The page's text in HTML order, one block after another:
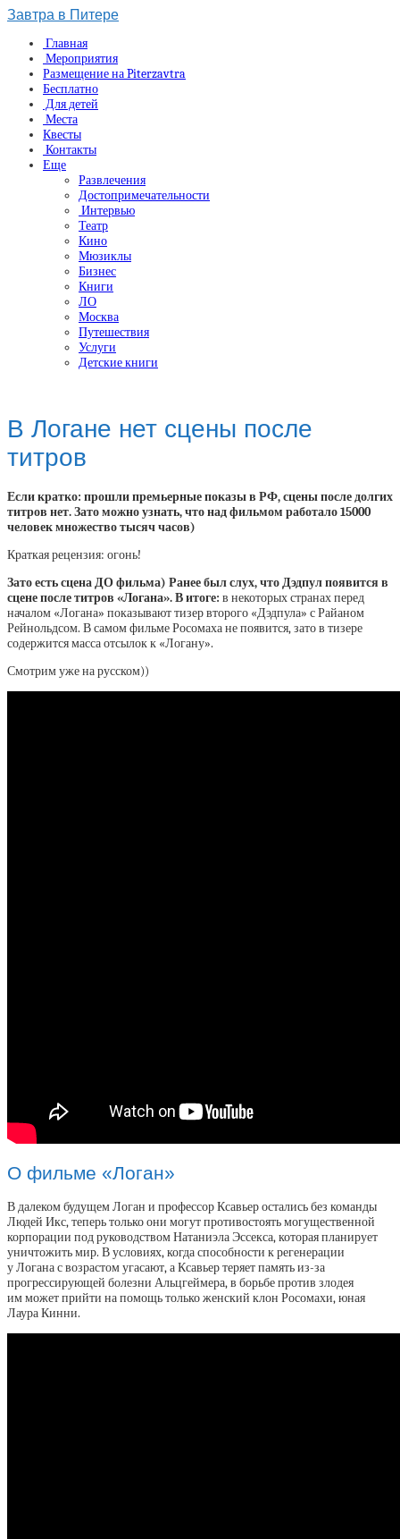
Завтра в Питере
Главная
Мероприятия
Размещение на Piterzavtra
Бесплатно
Для детей
Места
Квесты
Контакты
Еще
Развлечения
Достопримечательности
Интервью
Театр
Кино
Мюзиклы
Бизнес
Книги
ЛО
Москва
Путешествия
Услуги
Детские книги
В Логане нет сцены после
титров
Если кратко: прошли премьерные показы в РФ, сцены после долгих
титров нет. Зато можно узнать, что над фильмом работало 15000
человек множество тысяч часов)
Краткая рецензия: огонь!
Зато есть сцена ДО фильма) Ранее был слух, что Дэдпул появится в
сцене после титров «Логана». В итоге: в некоторых странах перед
началом «Логана» показывают тизер второго «Дэдпула» с Райаном
Рейнольдсом. В самом фильме Росомаха не появится, зато в тизере
содержится масса отсылок к «Логану».
Смотрим уже на русском))
О фильме «Логан»
В далеком будущем Логан и профессор Ксавьер остались без команды
Людей Икс, теперь только они могут противостоять могущественной
корпорации под руководством Натаниэла Эссекса, которая планирует
уничтожить мир. В условиях, когда способности к регенерации
у Логана с возрастом угасают, а Ксавьер теряет память из-за
прогрессирующей болезни Альцгеймера, в борьбе против злодея
им может прийти на помощь только женский клон Росомахи, юная
Лаура Кинни.